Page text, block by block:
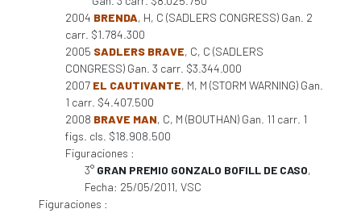
2004 BRENDA, H, C (SADLERS CONGRESS) Gan. 2
carr. $1.784.300
2005 SADLERS BRAVE, C, C (SADLERS
CONGRESS) Gan. 3 carr. $3.344.000
2007 EL CAUTIVANTE, M, M (STORM WARNING) Gan.
1 carr. $4.407.500
2008 BRAVE MAN, C, M (BOUTHAN) Gan. 11 carr. 1
figs. cls. $18.908.500
Figuraciones :
3° GRAN PREMIO GONZALO BOFILL DE CASO,
Fecha: 25/05/2011, VSC
Figuraciones :